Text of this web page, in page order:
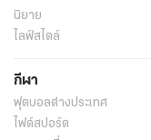
นิยาย
ไลฟ์สไตล์
กีฬา
ฟุตบอลต่่างประเทศ
ไฟต์สปอร์ต